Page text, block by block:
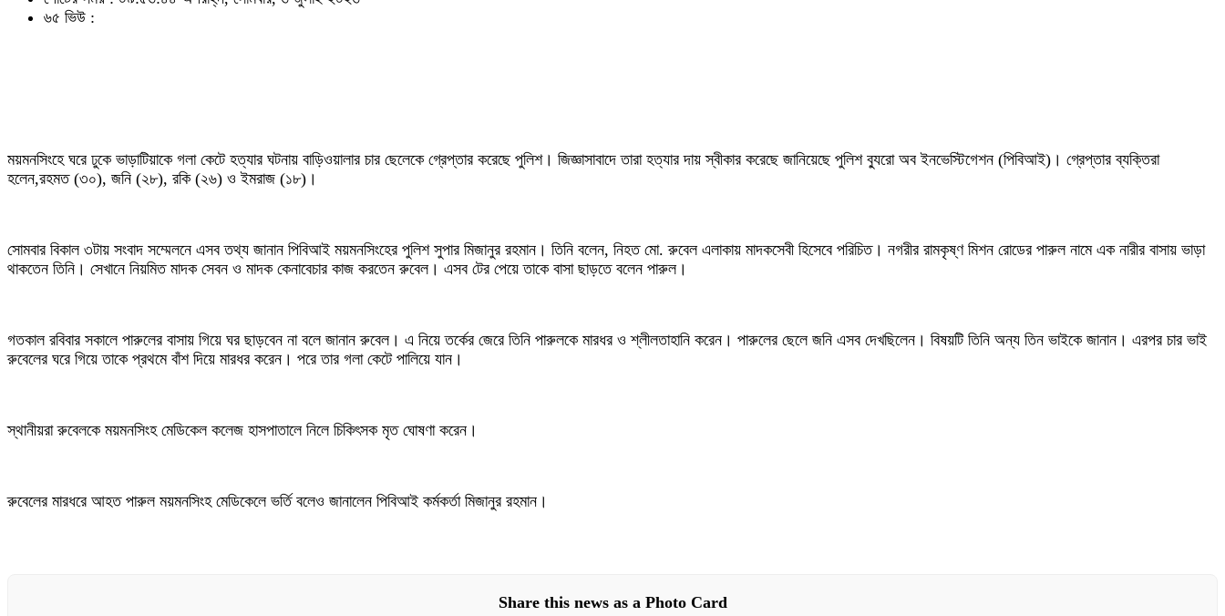
৬৫ ভিউ :
‎ময়মনসিংহে ঘরে ঢুকে ভাড়াটিয়াকে গলা কেটে হত্যার ঘটনায় বাড়িওয়ালার চার ছেলেকে গ্রেপ্তার করেছে পুলিশ। জিজ্ঞাসাবাদে তারা হত্যার দায় স্বীকার করেছে জানিয়েছে পুলিশ ব্যুরো অব ইনভেস্টিগেশন (পিবিআই)। গ্রেপ্তার ব্যক্তিরা
হলেন,রহমত (৩০), জনি (২৮), রকি (২৬) ও ইমরাজ (১৮)।
‎সোমবার বিকাল ৩টায় সংবাদ সম্মেলনে এসব তথ্য জানান পিবিআই ময়মনসিংহের পুলিশ সুপার মিজানুর রহমান। তিনি বলেন, নিহত মো. রুবেল এলাকায় মাদকসেবী হিসেবে পরিচিত। নগরীর রামকৃষ্ণ মিশন রোডের পারুল নামে এক নারীর বাসায় ভাড়া
থাকতেন তিনি। সেখানে নিয়মিত মাদক সেবন ও মাদক কেনাবেচার কাজ করতেন রুবেল। এসব টের পেয়ে তাকে বাসা ছাড়তে বলেন পারুল।
‎গতকাল রবিবার সকালে পারুলের বাসায় গিয়ে ঘর ছাড়বেন না বলে জানান রুবেল। এ নিয়ে তর্কের জেরে তিনি পারুলকে মারধর ও শ্লীলতাহানি করেন। পারুলের ছেলে জনি এসব দেখছিলেন। বিষয়টি তিনি অন্য তিন ভাইকে জানান। এরপর চার ভাই
রুবেলের ঘরে গিয়ে তাকে প্রথমে বাঁশ দিয়ে মারধর করেন। পরে তার গলা কেটে পালিয়ে যান।
‎স্থানীয়রা রুবেলকে ময়মনসিংহ মেডিকেল কলেজ হাসপাতালে নিলে চিকিৎসক মৃত ঘোষণা করেন।
‎রুবেলের মারধরে আহত পারুল ময়মনসিংহ মেডিকেলে ভর্তি বলেও জানালেন পিবিআই কর্মকর্তা মিজানুর রহমান।
Share this news as a Photo Card